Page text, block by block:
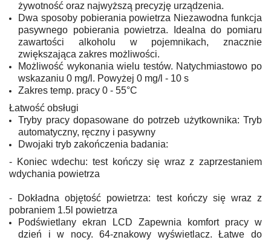
żywotność oraz najwyższą precyzję urządzenia.
Dwa sposoby pobierania powietrza Niezawodna funkcja
pasywnego pobierania powietrza. Idealna do pomiaru
zawartości alkoholu w pojemnikach, znacznie
zwiększająca zakres możliwości.
Możliwość wykonania wielu testów. Natychmiastowo po
wskazaniu 0 mg/l. Powyżej 0 mg/l - 10 s
Zakres temp. pracy 0 - 55°C
Łatwość obsługi
Tryby pracy dopasowane do potrzeb użytkownika: Tryb
automatyczny, ręczny i pasywny
Dwojaki tryb zakończenia badania:
- Koniec wdechu: test kończy się wraz z zaprzestaniem
wdychania powietrza
- Dokładna objętość powietrza: test kończy się wraz z
pobraniem 1.5l powietrza
Podświetlany ekran LCD Zapewnia komfort pracy w
dzień i w nocy. 64-znakowy wyświetlacz. Łatwe do